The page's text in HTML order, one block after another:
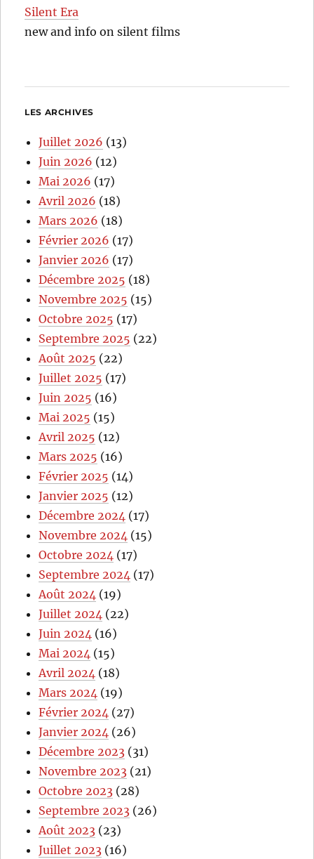
Silent Era
new and info on silent films
LES ARCHIVES
Juillet 2026 (13)
Juin 2026 (12)
Mai 2026 (17)
Avril 2026 (18)
Mars 2026 (18)
Février 2026 (17)
Janvier 2026 (17)
Décembre 2025 (18)
Novembre 2025 (15)
Octobre 2025 (17)
Septembre 2025 (22)
Août 2025 (22)
Juillet 2025 (17)
Juin 2025 (16)
Mai 2025 (15)
Avril 2025 (12)
Mars 2025 (16)
Février 2025 (14)
Janvier 2025 (12)
Décembre 2024 (17)
Novembre 2024 (15)
Octobre 2024 (17)
Septembre 2024 (17)
Août 2024 (19)
Juillet 2024 (22)
Juin 2024 (16)
Mai 2024 (15)
Avril 2024 (18)
Mars 2024 (19)
Février 2024 (27)
Janvier 2024 (26)
Décembre 2023 (31)
Novembre 2023 (21)
Octobre 2023 (28)
Septembre 2023 (26)
Août 2023 (23)
Juillet 2023 (16)